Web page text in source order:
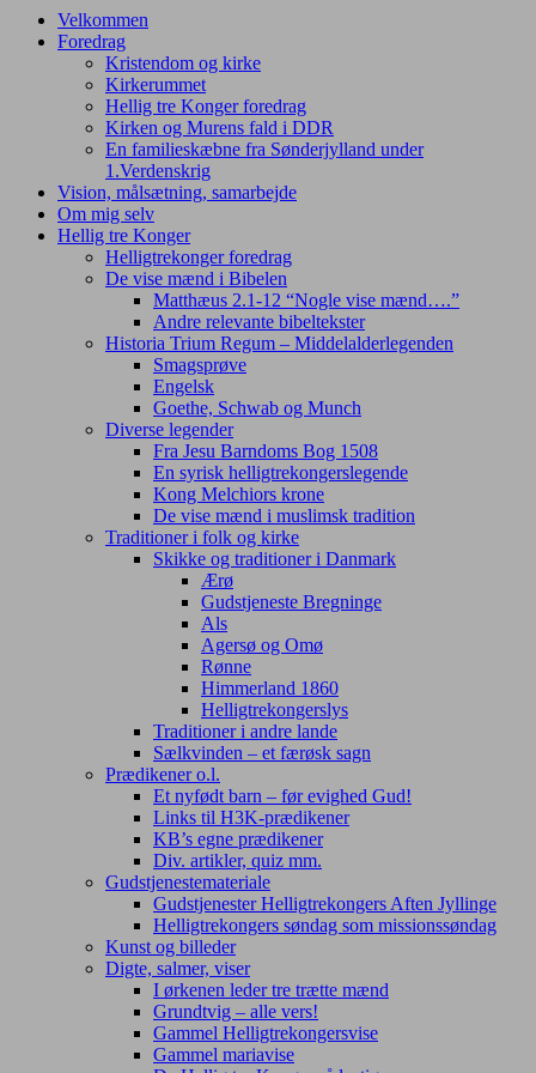
navigation
Velkommen
Foredrag
Kristendom og kirke
Kirkerummet
Hellig tre Konger foredrag
Kirken og Murens fald i DDR
En familieskæbne fra Sønderjylland under
1.Verdenskrig
Vision, målsætning, samarbejde
Om mig selv
Hellig tre Konger
Helligtrekonger foredrag
De vise mænd i Bibelen
Matthæus 2.1-12 “Nogle vise mænd….”
Andre relevante bibeltekster
Historia Trium Regum – Middelalderlegenden
Smagsprøve
Engelsk
Goethe, Schwab og Munch
Diverse legender
Fra Jesu Barndoms Bog 1508
En syrisk helligtrekongerslegende
Kong Melchiors krone
De vise mænd i muslimsk tradition
Traditioner i folk og kirke
Skikke og traditioner i Danmark
Ærø
Gudstjeneste Bregninge
Als
Agersø og Omø
Rønne
Himmerland 1860
Helligtrekongerslys
Traditioner i andre lande
Sælkvinden – et færøsk sagn
Prædikener o.l.
Et nyfødt barn – før evighed Gud!
Links til H3K-prædikener
KB’s egne prædikener
Div. artikler, quiz mm.
Gudstjenestemateriale
Gudstjenester Helligtrekongers Aften Jyllinge
Helligtrekongers søndag som missionssøndag
Kunst og billeder
Digte, salmer, viser
I ørkenen leder tre trætte mænd
Grundtvig – alle vers!
Gammel Helligtrekongersvise
Gammel mariavise